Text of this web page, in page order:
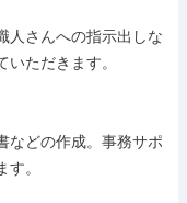
人さんへの指示出しな
ただきます。
などの作成。事務サポ
。